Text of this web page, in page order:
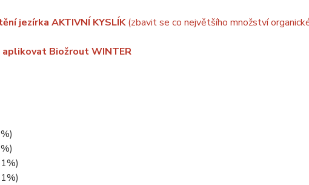
jezírka AKTIVNÍ KYSLÍK(zbavit se co největšího množství
Biožrout WINTER